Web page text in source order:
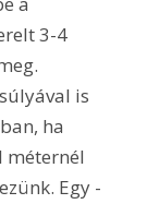
3-4
is
ha
méternél
Egy -